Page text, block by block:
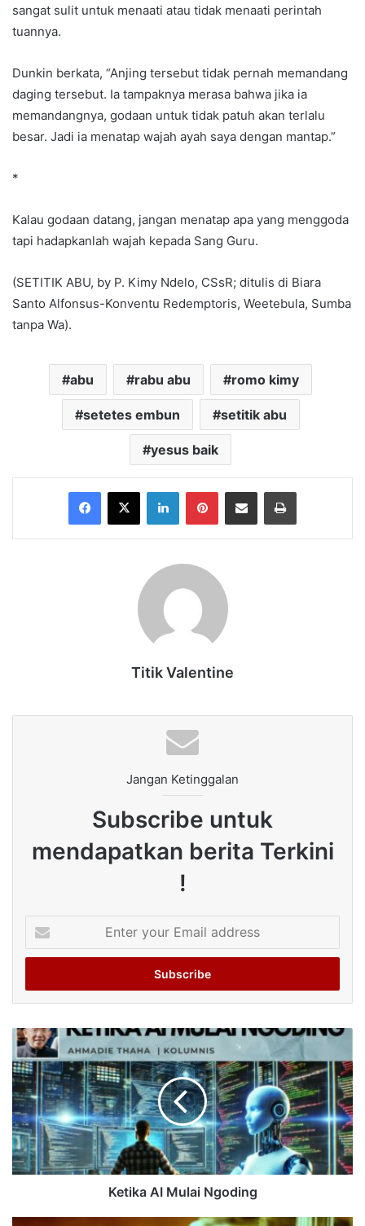
sangat sulit untuk menaati atau tidak menaati perintah
tuannya.
Dunkin berkata, “Anjing tersebut tidak pernah memandang
daging tersebut. Ia tampaknya merasa bahwa jika ia
memandangnya, godaan untuk tidak patuh akan terlalu
besar. Jadi ia menatap wajah ayah saya dengan mantap.”
*
Kalau godaan datang, jangan menatap apa yang menggoda
tapi hadapkanlah wajah kepada Sang Guru.
(SETITIK ABU, by P. Kimy Ndelo, CSsR; ditulis di Biara
Santo Alfonsus-Konventu Redemptoris, Weetebula, Sumba
tanpa Wa).
abu rabu abu romo kimy
setetes embun setitik abu
yesus baik
Facebook
X LinkedInPinterestShare via Email Print
Titik Valentine
Jangan Ketinggalan
Subscribe untuk
mendapatkan berita Terkini
!
your
Email
Ketika AI Mulai Ngoding